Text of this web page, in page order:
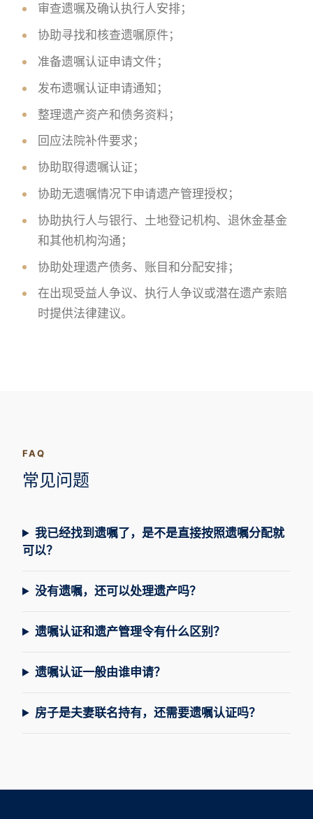
审查遗嘱及确认执行人安排；
协助寻找和核查遗嘱原件；
准备遗嘱认证申请文件；
发布遗嘱认证申请通知；
整理遗产资产和债务资料；
回应法院补件要求；
协助取得遗嘱认证；
协助无遗嘱情况下申请遗产管理授权；
协助执行人与银行、土地登记机构、退休金基金
和其他机构沟通；
协助处理遗产债务、账目和分配安排；
在出现受益人争议、执行人争议或潜在遗产索赔
时提供法律建议。
FAQ
常见问题
我已经找到遗嘱了，是不是直接按照遗嘱分配就
可以？
没有遗嘱，还可以处理遗产吗？
遗嘱认证和遗产管理令有什么区别？
遗嘱认证一般由谁申请？
房子是夫妻联名持有，还需要遗嘱认证吗？